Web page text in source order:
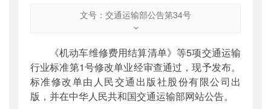
文号：交通运输部公告第34号
交通运输部公告第34号
公开日期：2021年06月30日
主题词：
机动车维修;结算清单;行业标准
机构分类： 科技司
《机动车维修费用结算清单》等5项交通运输
行业标准第1号修改单业经审查通过，现予发布。
标准修改单由人民交通出版社股份有限公司出
版，并在中华人民共和国交通运输部网站公告。